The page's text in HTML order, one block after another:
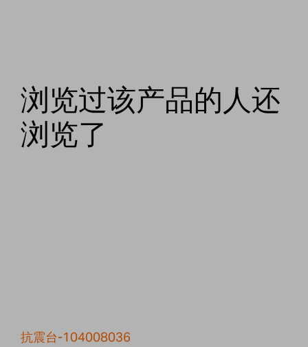
浏览过该产品的人还
浏览了
抗震台-104008036